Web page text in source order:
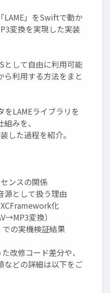
LAME」をSwiftで動か
変換を実現した実装
として自由に利用可能
利用する方法をまと
をLAMEライブラリを
みを、
した過程を紹介。
ンスの関係
源として扱う理由
化
変換）
での実機検証結果
改修コード差分や、
などの詳細は以下をご